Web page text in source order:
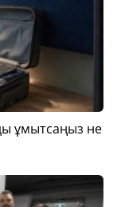
ұмытсаңыз не